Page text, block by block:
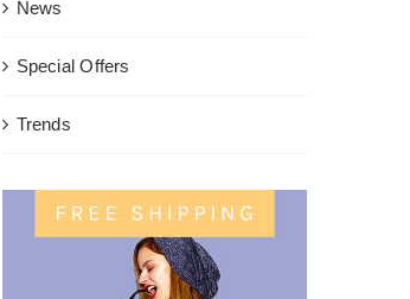
News
Special Offers
Trends